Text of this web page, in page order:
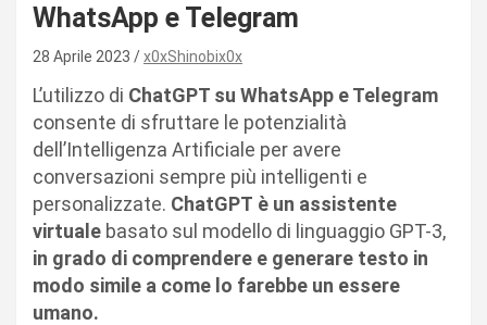
WhatsApp e Telegram
28 Aprile 2023 x0xShinobix0x
L’utilizzo di ChatGPT su WhatsApp e Telegram
consente di sfruttare le potenzialità
dell’Intelligenza Artificiale per avere
conversazioni sempre più intelligenti e
personalizzate. ChatGPT è un assistente
virtuale basato sul modello di linguaggio GPT-3,
in grado di comprendere e generare testo in
modo simile a come lo farebbe un essere
umano.